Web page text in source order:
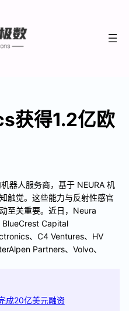
获得1.2亿欧
器人服务商，基于 NEURA 机
触觉。这些能力与反射性感官
至关重要。近日，Neura
BlueCrest Capital
、C4 Ventures、HV
Partners、Volvo、
成20亿美元融资